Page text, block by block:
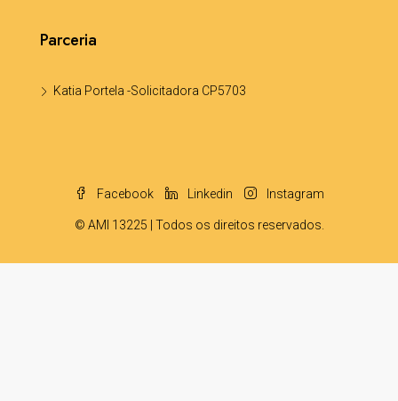
Parceria
Katia Portela -Solicitadora CP5703
Facebook Linkedin Instagram
© AMI 13225 | Todos os direitos reservados.